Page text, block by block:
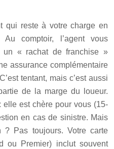
qui reste à votre charge en
comptoir, l’agent vous
un « rachat de franchise »
assurance complémentaire
tentant, mais c’est aussi
de la marge du loueur.
elle est chère pour vous (15-
en cas de sinistre. Mais
? Pas toujours. Votre carte
ou Premier) inclut souvent